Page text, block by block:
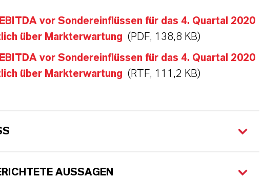
vor Sondereinflüssen für das 4. Quartal 2020
über Markterwartung (PDF, 138,8 KB)
vor Sondereinflüssen für das 4. Quartal 2020
über Markterwartung (RTF, 111,2 KB)
AUSSAGEN